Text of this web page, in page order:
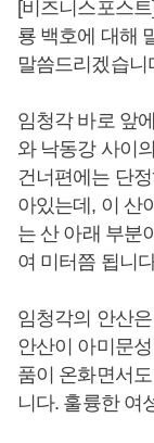
[비즈니스포스
룡 백호에 대해
말씀드리겠습니
임청각 바로 앞
와 낙동강 사이
건너편에는 단
아있는데, 이 산
는 산 아래 부분
여 미터쯤 됩니
임청각의 안산
안산이 아미문
품이 온화면서
니다. 훌륭한 여